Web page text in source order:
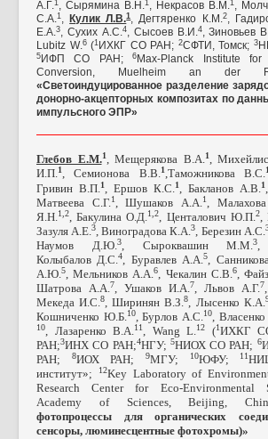
А.Г.1 , Сырямина В.Н.1 , Некрасов В.М.1 ,
С.А.1 , Кулик Л.В.1 , Дегтяренко К.М.2,
Е.А.3, Сухих А.С.4, Сысоев В.И.4, Зиновьев
Lubitz W.6(1 ИХКГ СО РАН; 2СФТИ, Томск; 3
5 ИФП СО РАН;6 Max-Planck Institute for
Conversion, Muelheim an dеr
«Светоиндуцированное разделение
донорно-акцепторных композитах по
импульсного ЭПР»
Глебов Е.М.1, Мещерякова В.А.1,
И.П.1, Семионова В.В.1,Таможникова В.С.
Гривин В.П.1, Ершов К.С.1, Бакланов А.В.1
Матвеева С.Г.1, Шушаков А.А.1,
Я.Н.1,2, Бакулина О.Д.1,2, Центалович Ю.П.2,
Зазуля А.Е.3, Виноградова К.А.3, Березин А.С.
Наумов Д.Ю.3, Сыроквашин М.М.3,
Колыбалов Д.С.4, Буравлев А.А.5,
А.Ю.5, Мельников А.А.6, Чекалин С.В.6,
Шатрова А.А.7, Ушаков И.А.7, Львов А.Г.7
Мекеда И.С.8, Ширинян В.З.8, Лысенко К.А.
Кошниченко Ю.Б.10, Бурлов А.С.10,
10, Лазаренко В.А.11, Wang L.12 (1ИХКГ
РАН;3ИНХ СО РАН;4НГУ; 5НИОХ СО РАН; 6
РАН;
8ИОХ РАН;9МГУ; 10ЮФУ; 11
институт»;
12Key Laboratory of
Research
Center for Eco-Environmental
Academy
of Sciences,Beijing,
фотопроцессы для органических
сенсоры, люминесцентные фотохромы)»